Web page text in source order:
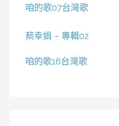
咱的歌07台灣歌
蔡幸娟 – 專輯02
咱的歌16台灣歌